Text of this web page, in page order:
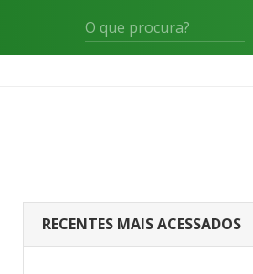
RECENTES MAIS ACESSADOS